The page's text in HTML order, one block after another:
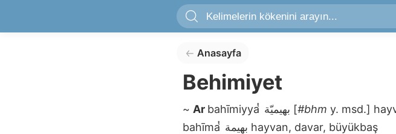
Anasayfa
Behimiyet
~ Ar bahīmiyya ͭ [#bhm y. msd.]
bahīma ͭ
hayvan, davar, büyükbaş